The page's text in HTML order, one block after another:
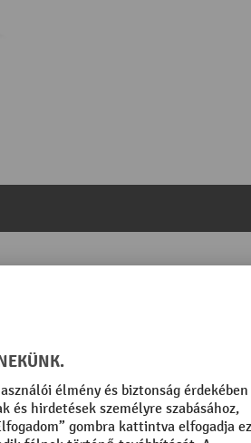
kg, villahossz 970 mm, nylon
Szegmens
Süllyesztési sebesség teherrel /